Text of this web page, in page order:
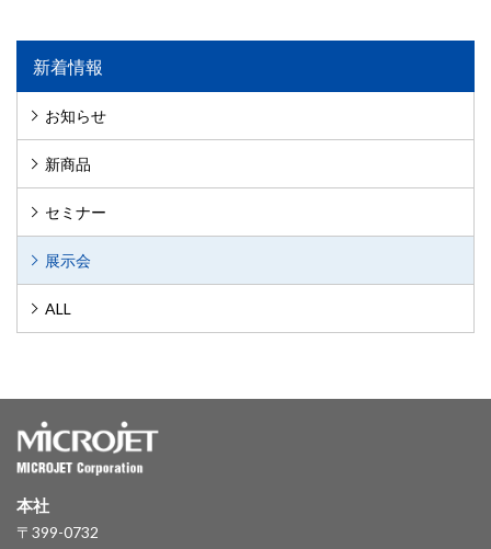
新着情報
お知らせ
新商品
セミナー
展示会
ALL
本社
〒399-0732